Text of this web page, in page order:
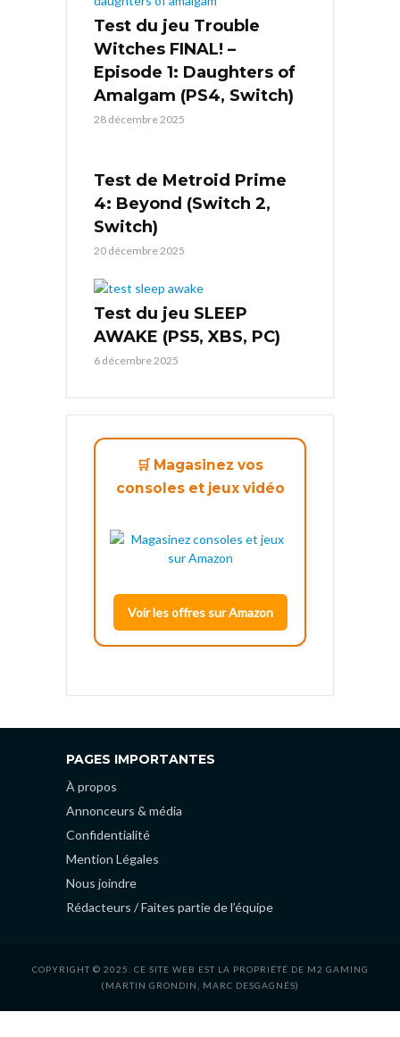
Test du jeu Trouble
Witches FINAL! –
Episode 1: Daughters of
Amalgam (PS4, Switch)
28 décembre 2025
Test de Metroid Prime
4: Beyond (Switch 2,
Switch)
20 décembre 2025
Test du jeu SLEEP
AWAKE (PS5, XBS, PC)
6 décembre 2025
🛒 Magasinez vos
consoles et jeux vidéo
Voir les offres sur Amazon
PAGES IMPORTANTES
À propos
Annonceurs & média
Confidentialité
Mention Légales
Nous joindre
Rédacteurs / Faites partie de l’équipe
COPYRIGHT © 2025. CE SITE WEB EST LA PROPRIÉTÉ DE M2 GAMING
(MARTIN GRONDIN, MARC DESGAGNÉS)